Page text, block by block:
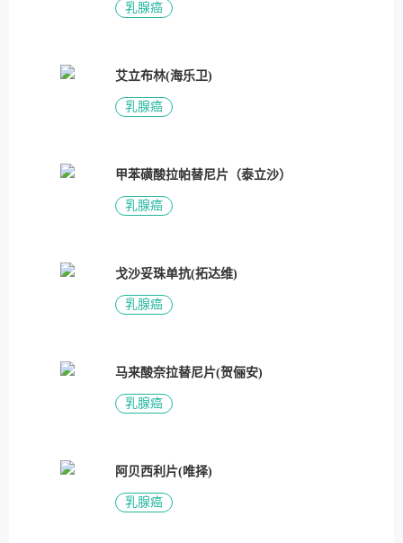
乳腺癌
艾立布林(海乐卫)
乳腺癌
甲苯磺酸拉帕替尼片（泰立沙）
乳腺癌
戈沙妥珠单抗(拓达维)
乳腺癌
马来酸奈拉替尼片(贺俪安)
乳腺癌
阿贝西利片(唯择)
乳腺癌